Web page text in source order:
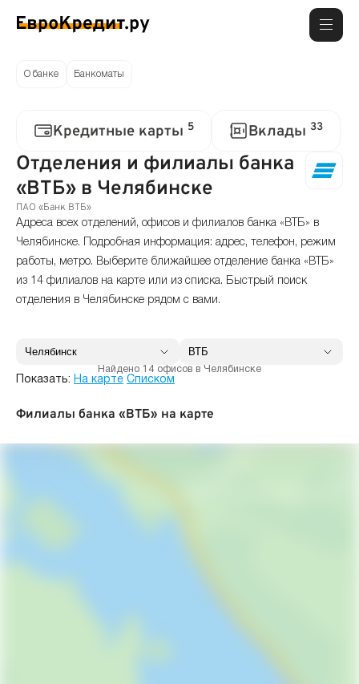
О банке Банкоматы
Кредитные карты 5 Вклады 33
Отделения и филиалы банка
«ВТБ» в Челябинске
ПАО «Банк ВТБ»
Адреса всех отделений, офисов и филиалов банка «ВТБ» в
Челябинске. Подробная информация: адрес, телефон, режим
работы, метро. Выберите ближайшее отделение банка «ВТБ»
из 14 филиалов на карте или из списка. Быстрый поиск
отделения в Челябинске рядом с вами.
Найдено 14 офисов в Челябинске
Показать: На карте Списком
Филиалы банка «ВТБ» на карте